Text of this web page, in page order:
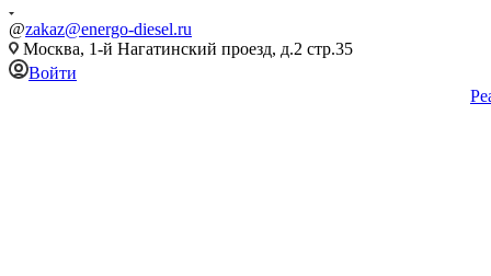
@zakaz@energo-diesel.ru
Москва, 1-й Нагатинский проезд, д.2 стр.35
Войти